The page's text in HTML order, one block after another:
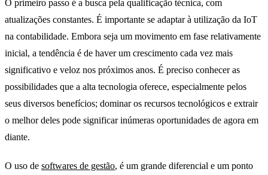
O primeiro passo é a busca pela qualificação técnica, com
atualizações constantes. É importante se adaptar à utilização da IoT
na contabilidade. Embora seja um movimento em fase relativamente
inicial, a tendência é de haver um crescimento cada vez mais
significativo e veloz nos próximos anos. É preciso conhecer as
possibilidades que a alta tecnologia oferece, especialmente pelos
seus diversos benefícios; dominar os recursos tecnológicos e extrair
o melhor deles pode significar inúmeras oportunidades de agora em
diante.
O uso de softwares de gestão, é um grande diferencial e um ponto